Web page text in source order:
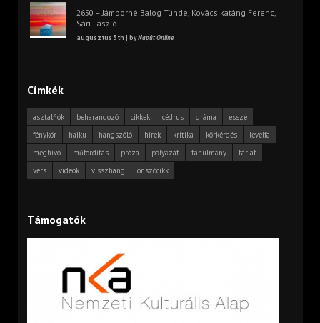
2650 – Jámborné Balog Tünde, Kovács katáng Ferenc,
Sári László
augusztus 5th | byNapút Online
Címkék
asztalfiók beharangozó cikkek cédrus dráma
esszé
fénykör
haiku hangszóló hírek kritika körkérdés
levélfa
meghívó
műfordítás próza pályázat tanulmány
tárlat
vers
videók visszhang önszócikk
Támogatók